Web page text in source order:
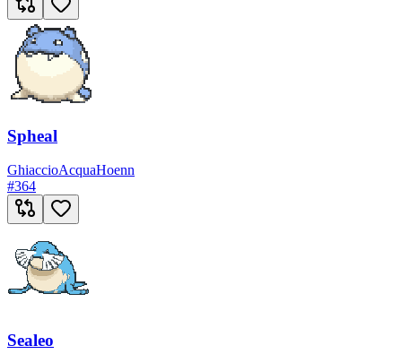
Spheal
GhiaccioAcquaHoenn
#364
Sealeo